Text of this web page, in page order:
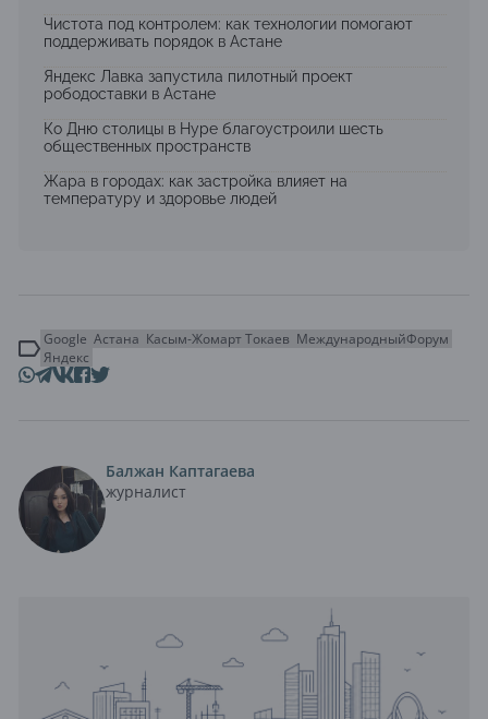
Чистота под контролем: как технологии помогают
поддерживать порядок в Астане
Яндекс Лавка запустила пилотный проект
рободоставки в Астане
Ко Дню столицы в Нуре благоустроили шесть
общественных пространств
Жара в городах: как застройка влияет на
температуру и здоровье людей
Google Астана Касым-Жомарт Токаев МеждународныйФорум
Яндекс
Балжан Каптагаева
журналист